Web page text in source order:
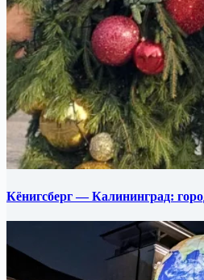
Кёнигсберг — Калининград: